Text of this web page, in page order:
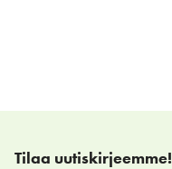
Tilaa uutiskirjeemme!